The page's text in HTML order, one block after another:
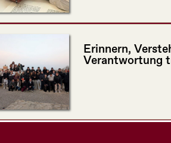
Erinnern,
Verantwortung